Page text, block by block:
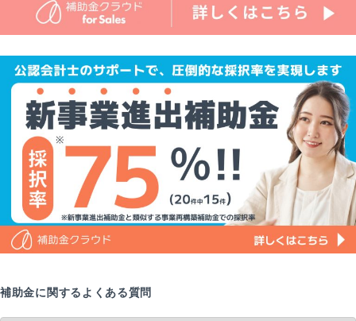
補助金に関するよくある質問